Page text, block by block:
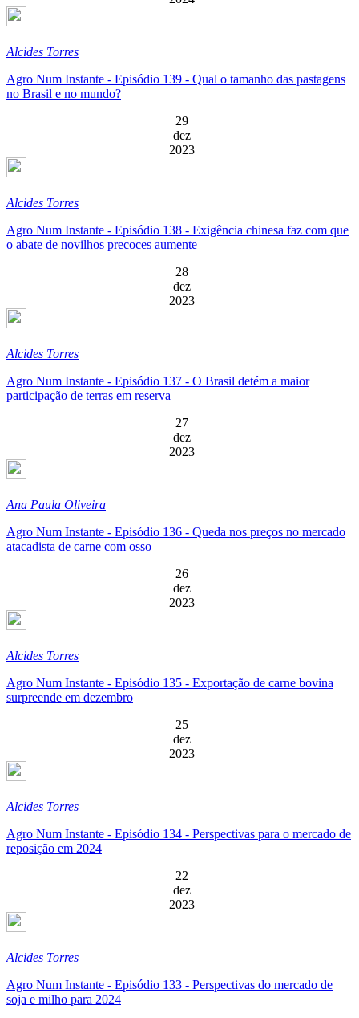
Alcides Torres
Agro Num Instante - Episódio 139 - Qual o tamanho das pastagens
no Brasil e no mundo?
29
dez
2023
Alcides Torres
Agro Num Instante - Episódio 138 - Exigência chinesa faz com que
o abate de novilhos precoces aumente
28
dez
2023
Alcides Torres
Agro Num Instante - Episódio 137 - O Brasil detém a maior
participação de terras em reserva
27
dez
2023
Ana Paula Oliveira
Agro Num Instante - Episódio 136 - Queda nos preços no mercado
atacadista de carne com osso
26
dez
2023
Alcides Torres
Agro Num Instante - Episódio 135 - Exportação de carne bovina
surpreende em dezembro
25
dez
2023
Alcides Torres
Agro Num Instante - Episódio 134 - Perspectivas para o mercado de
reposição em 2024
22
dez
2023
Alcides Torres
Agro Num Instante - Episódio 133 - Perspectivas do mercado de
soja e milho para 2024